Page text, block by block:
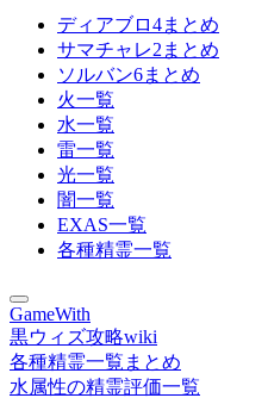
ディアブロ4まとめ
サマチャレ2まとめ
ソルバン6まとめ
火一覧
水一覧
雷一覧
光一覧
闇一覧
EXAS一覧
各種精霊一覧
GameWith
黒ウィズ攻略wiki
各種精霊一覧まとめ
水属性の精霊評価一覧